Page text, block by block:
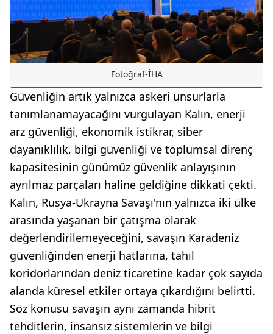
Fotoğraf-İHA
Güvenliğin artık yalnızca askeri unsurlarla
tanımlanamayacağını vurgulayan Kalın, enerji
arz güvenliği, ekonomik istikrar, siber
dayanıklılık, bilgi güvenliği ve toplumsal direnç
kapasitesinin günümüz güvenlik anlayışının
ayrılmaz parçaları haline geldiğine dikkati çekti.
Kalın, Rusya-Ukrayna Savaşı'nın yalnızca iki ülke
arasında yaşanan bir çatışma olarak
değerlendirilemeyeceğini, savaşın Karadeniz
güvenliğinden enerji hatlarına, tahıl
koridorlarından deniz ticaretine kadar çok sayıda
alanda küresel etkiler ortaya çıkardığını belirtti.
Söz konusu savaşın aynı zamanda hibrit
tehditlerin, insansız sistemlerin ve bilgi